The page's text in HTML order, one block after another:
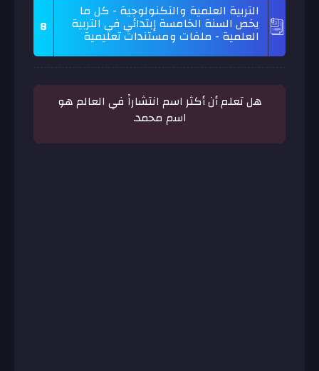
التربية العلمية والتكنولوجية - كل ما
يخص السنة الخامسة إبتدائي في التربية
العلمية - ملفات ومستندات تعليمية 8
هل تعلم أن أكثر اسم انتشاراً في العالم هو
اسم محمد.